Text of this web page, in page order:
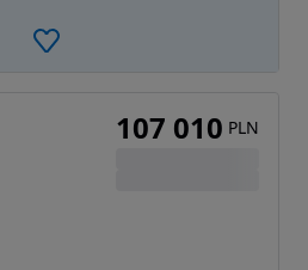
107 010 PLN